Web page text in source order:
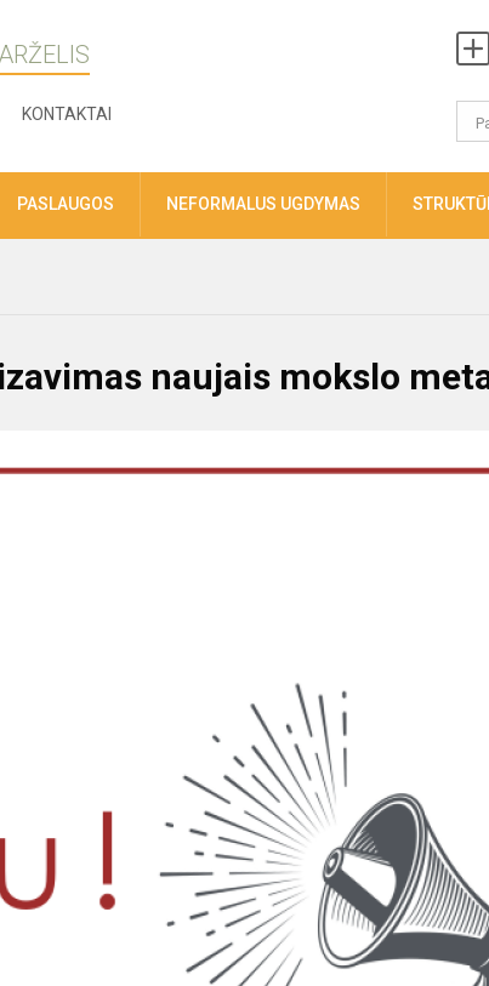
KONTAKTAI
PASLAUGOS NEFORMALUS UGDYMAS
naujais mokslo